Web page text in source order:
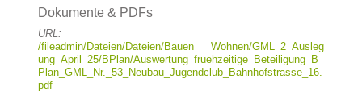
Dokumente & PDFs
URL:
/fileadmin/Dateien/Dateien/Bauen___Wohnen/GML_2_Ausleg
ung_April_25/BPlan/Auswertung_fruehzeitige_Beteiligung_B
Plan_GML_Nr._53_Neubau_Jugendclub_Bahnhofstrasse_16.
pdf